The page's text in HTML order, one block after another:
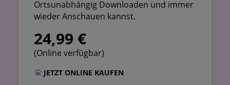
Ortsunabhängig Downloaden und immer
wieder Anschauen kannst.
24,99 €
(Online verfügbar)
JETZT ONLINE KAUFEN